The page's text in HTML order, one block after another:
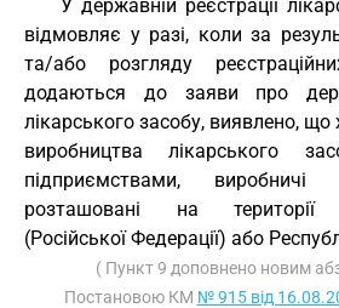
У державній реєстрації
відмовляє у разі, коли за
та/або розгляду
додаються до заяви про
лікарського засобу, виявлено, що
виробництва лікарського
підприємствами, виробничі
розташовані на території
(Російської Федерації) або
( Пункт 9 доповнено новим
Постановою КМ № 915 від